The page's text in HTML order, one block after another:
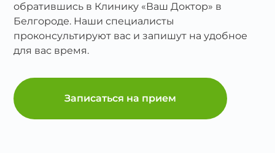
обратившись в Клинику «Ваш Доктор» в
Белгороде. Наши специалисты
проконсультируют вас и запишут на удобное
для вас время.
Записаться на прием